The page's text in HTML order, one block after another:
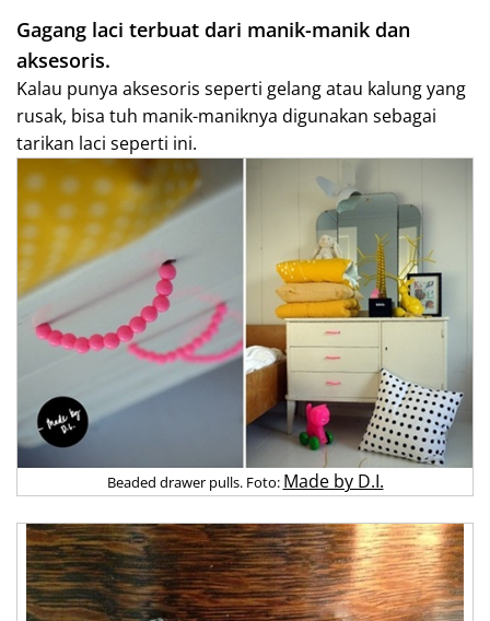
Gagang laci terbuat dari manik-manik dan
aksesoris.
Kalau punya aksesoris seperti gelang atau kalung yang
rusak, bisa tuh manik-maniknya digunakan sebagai
tarikan laci seperti ini.
Beaded drawer pulls. Foto: Made by D.I.